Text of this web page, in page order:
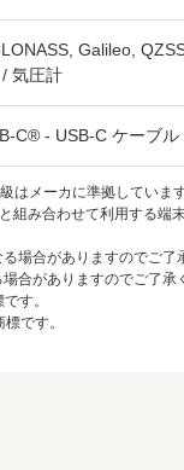
Galileo,
気圧計
C® - USB-C ケーブ
はメーカに準拠していま
組み合わせて利用する
場合がありますのでご了
合がありますのでご了承
す。
です。